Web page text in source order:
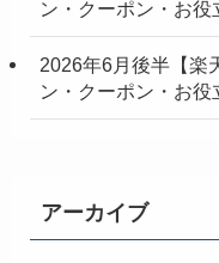
ン・クーポン・お
2026年6月後半【楽
ン・クーポン・お
アーカイブ